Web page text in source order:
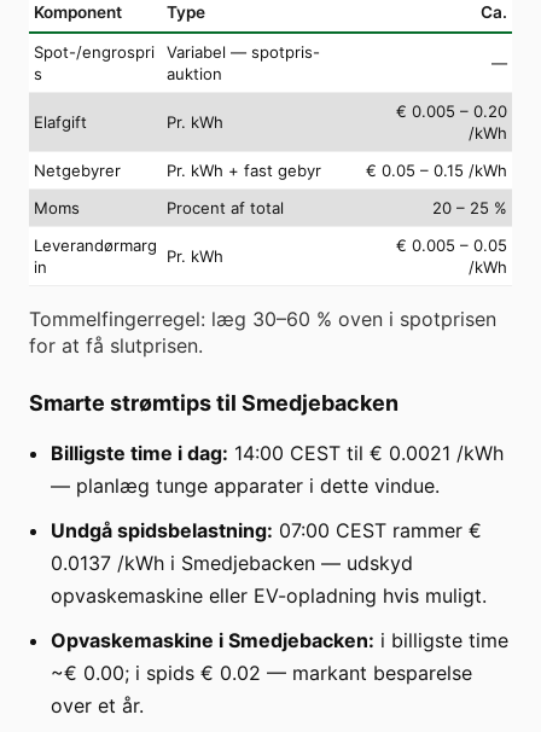
Komponent Type Ca.
Spot-/engrospri
s
Variabel — spotpris-
auktion
—
Elafgift Pr. kWh
€ 0.005 – 0.20
/kWh
Netgebyrer
Pr. kWh + fast gebyr
€ 0.05 – 0.15 /kWh
Moms
Procent af total
20 – 25 %
Leverandørmarg
in
Pr. kWh
€ 0.005 – 0.05
/kWh
Tommelfingerregel: læg 30–60 % oven i spotprisen
for at få slutprisen.
Smarte strømtips til Smedjebacken
Billigste time i dag: 14:00 CEST til € 0.0021 /kWh
— planlæg tunge apparater i dette vindue.
Undgå spidsbelastning: 07:00 CEST rammer €
0.0137 /kWh i Smedjebacken — udskyd
opvaskemaskine eller EV-opladning hvis muligt.
Opvaskemaskine i Smedjebacken: i billigste time
~€ 0.00; i spids € 0.02 — markant besparelse
over et år.